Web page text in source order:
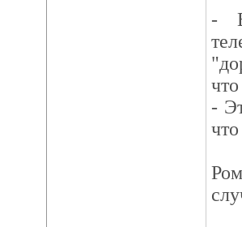
-
-